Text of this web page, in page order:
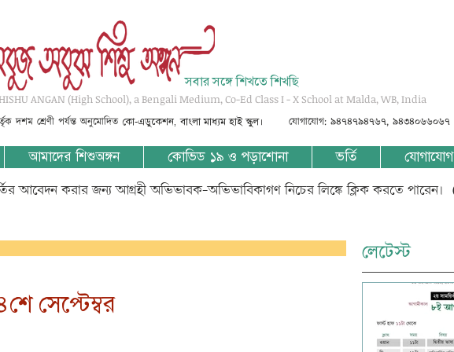
সবার সঙ্গে শিখতে শিখছি
ANGAN (High School), a Bengali Medium, Co-Ed Class I - X School at Malda, WB, India
দশম শ্রেণী পর্যন্ত অনুমোদিত কো-এডুকেশন, বাংলা মাধ্যম হাই স্কুল। যোগাযোগ: ৯৪৭৪৭৯৪৭৬৭, ৯৪৩৪০৬৬০৬৭
আমাদের শিশুঅঙ্গন কোভিড ১৯ ও পড়াশোনা ভর্তি যোগাযোগ
আবেদন করার জন্য আগ্রহী অভিভাবক-অভিভাবিকাগণ নিচের লিঙ্কে ক্লিক করতে পারেন।
সেপ্টেম্বর
লেটেস্ট